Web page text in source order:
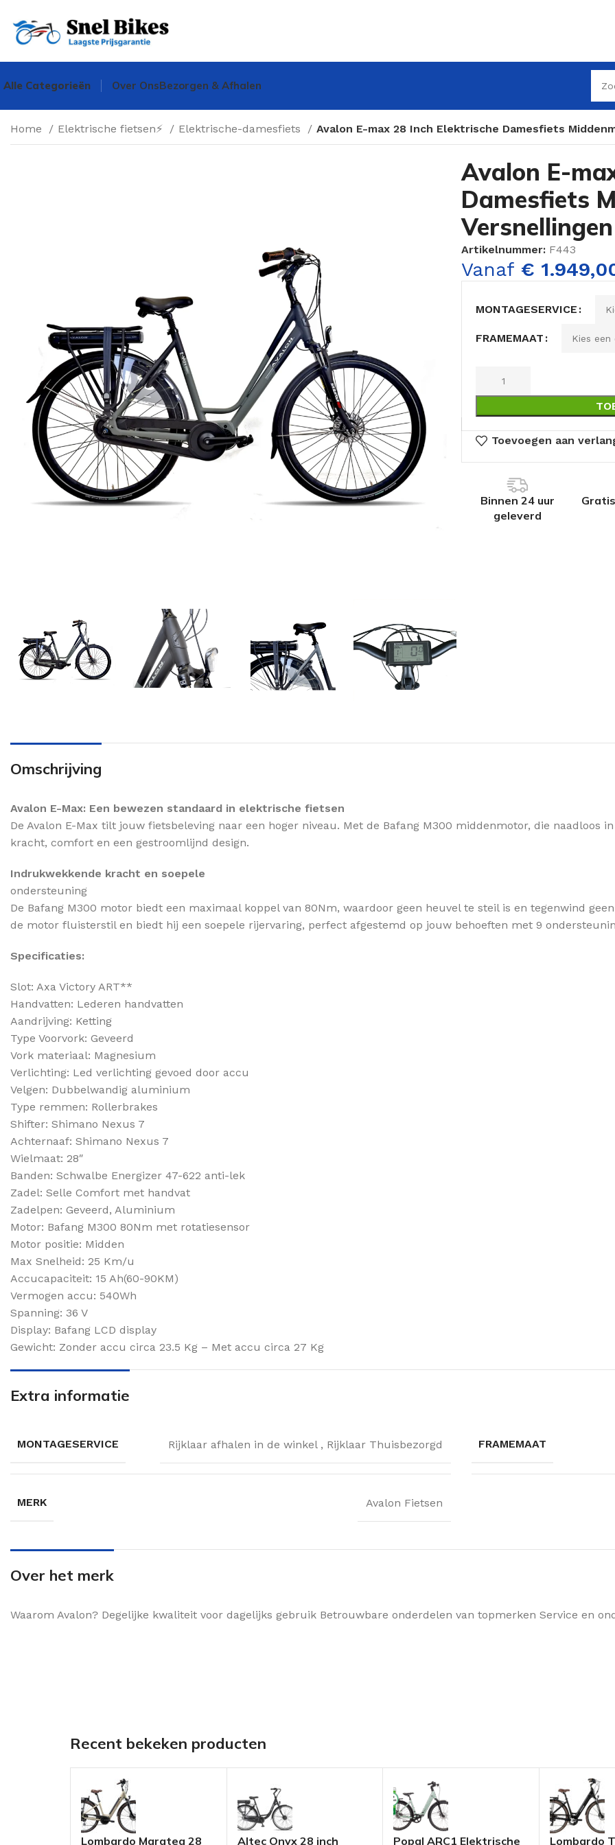
Alle Categorieën Over OnsBezorgen & Afhalen
Home Elektrische fietsen⚡ Elektrische-damesfiets Avalon E-max 28 Inch Elektrische Damesfiets
Avalon E-
Damesfiets
Artikelnummer: F443
Vanaf €
MONTAGESERVICE
FRAMEMAAT
Toevoegen aan
Binnen 24 uur
geleverd
Omschrijving
Avalon E-Max: Een bewezen standaard in elektrische fietsen
De Avalon E-Max tilt jouw fietsbeleving naar een hoger niveau. Met de Bafang M300 middenmotor, die naadloos
kracht, comfort en een gestroomlijnd design.
Indrukwekkende kracht en soepele
ondersteuning
De Bafang M300 motor biedt een maximaal koppel van 80Nm, waardoor geen heuvel te steil is en tegenwind
de motor fluisterstil en biedt hij een soepele rijervaring, perfect afgestemd op jouw behoeften met 9
Specificaties:
Slot: Axa Victory ART**
Handvatten: Lederen handvatten
Aandrijving: Ketting
Type Voorvork: Geveerd
Vork materiaal: Magnesium
Verlichting: Led verlichting gevoed door accu
Velgen: Dubbelwandig aluminium
Type remmen: Rollerbrakes
Shifter: Shimano Nexus 7
Achternaaf: Shimano Nexus 7
Wielmaat: 28″
Banden: Schwalbe Energizer 47-622 anti-lek
Zadel: Selle Comfort met handvat
Zadelpen: Geveerd, Aluminium
Motor: Bafang M300 80Nm met rotatiesensor
Motor positie: Midden
Max Snelheid: 25 Km/u
Accucapaciteit: 15 Ah(60-90KM)
Vermogen accu: 540Wh
Spanning: 36 V
Display: Bafang LCD display
Gewicht: Zonder accu circa 23.5 Kg – Met accu circa 27 Kg
Extra informatie
MONTAGESERVICE Rijklaar afhalen in de winkel , Rijklaar Thuisbezorgd FRAMEMAAT
MERK Avalon Fietsen
Over het merk
Waarom Avalon? Degelijke kwaliteit voor dagelijks gebruik Betrouwbare onderdelen van topmerken Service en
Recent bekeken producten
Lombardo Maratea 28
Altec Onyx 28 inch
Popal ARC1 Elektrische
Lombardo